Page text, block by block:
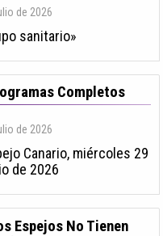
de 2026
sanitario»
Completos
de 2026
Canario, miércoles 29
de 2026
Espejos No Tienen